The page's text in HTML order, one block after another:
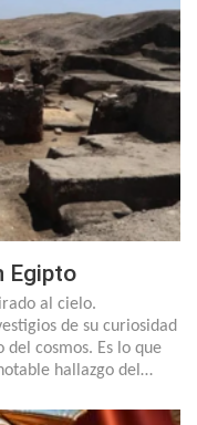
Egipto
al cielo.
de su curiosidad
cosmos. Es lo que
hallazgo del…